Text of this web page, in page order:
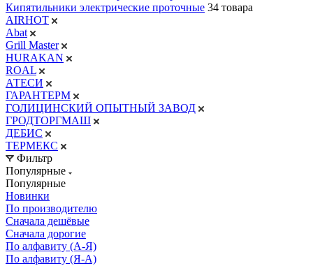
Кипятильники электрические проточные 34 товара
AIRHOT
Abat
Grill Master
HURAKAN
ROAL
АТЕСИ
ГАРАНТЕРМ
ГОЛИЦИНСКИЙ ОПЫТНЫЙ ЗАВОД
ГРОДТОРГМАШ
ДЕБИС
ТЕРМЕКС
Фильтр
Популярные
Популярные
Новинки
По производителю
Сначала дешёвые
Сначала дорогие
По алфавиту (А-Я)
По алфавиту (Я-А)